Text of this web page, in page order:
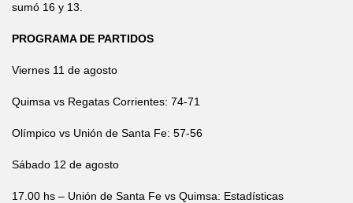
sumó 16 y 13.
PROGRAMA DE PARTIDOS
Viernes 11 de agosto
Quimsa vs Regatas Corrientes: 74-71
Olímpico vs Unión de Santa Fe: 57-56
Sábado 12 de agosto
17.00 hs – Unión de Santa Fe vs Quimsa: Estadísticas